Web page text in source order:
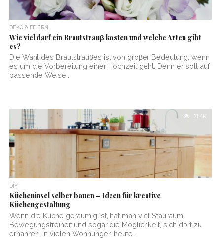
DEKO & FEIERN
Wie viel darf ein Brautstrauβ kosten und welche Arten gibt
es?
Die Wahl des Brautstrauβes ist von groβer Bedeutung, wenn
es um die Vorbereitung einer Hochzeit geht. Denn er soll auf
passende Weise...
21.4K
DIY
Kücheninsel selber bauen – Ideen für kreative
Küchengestaltung
Wenn die Küche geräumig ist, hat man viel Stauraum,
Bewegungsfreiheit und sogar die Möglichkeit, sich dort zu
ernähren. In vielen Wohnungen heute...